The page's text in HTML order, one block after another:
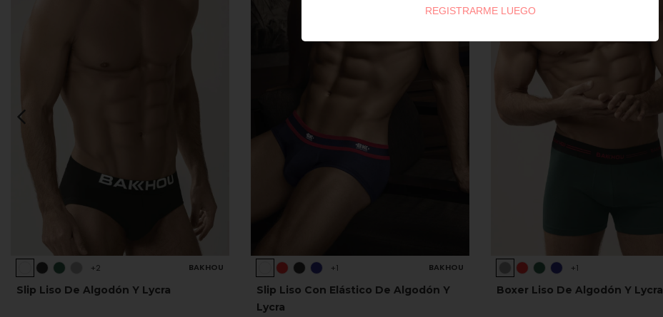
+2 BAKHOU
Slip Liso De Algodón Y Lycra
+1 BAKHOU
Slip Liso Con Elástico De Algodón Y
Lycra
+1
Boxer Liso De Algodón Y Lycra
REGISTRARME LUEGO